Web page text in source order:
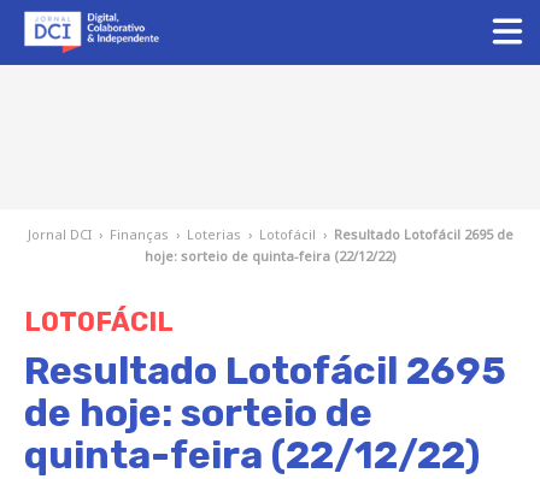
Jornal DCI › Finanças › Loterias › Lotofácil › Resultado Lotofácil 2695 de
hoje: sorteio de quinta-feira (22/12/22)
LOTOFÁCIL
Resultado Lotofácil 2695
de hoje: sorteio de
quinta-feira (22/12/22)